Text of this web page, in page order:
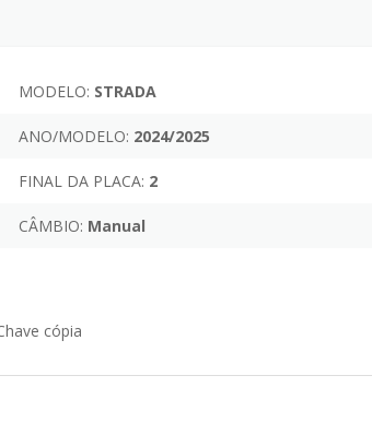
MODELO: STRADA
ANO/MODELO: 2024/2025
FINAL DA PLACA: 2
CÂMBIO: Manual
cópia